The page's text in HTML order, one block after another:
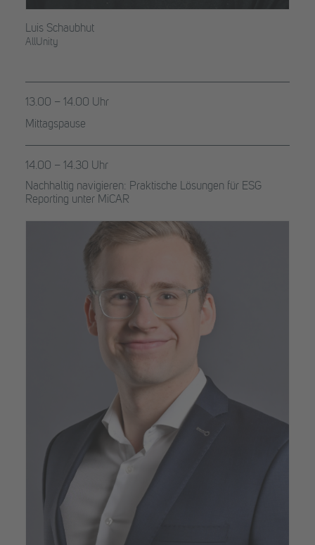
Luis Schaubhut
AllUnity
13.00 – 14.00 Uhr
Mittagspause
14.00 – 14.30 Uhr
Nachhaltig navigieren: Praktische Lösungen für ESG
Reporting unter MiCAR